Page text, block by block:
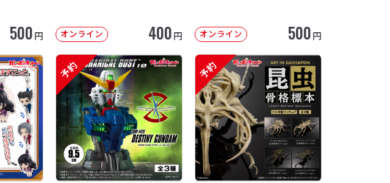
500円 オンライン 400円 オンライン 500円
予約 予約